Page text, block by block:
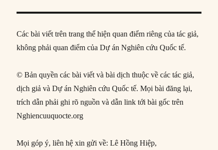
Các bài viết trên trang thể hiện quan điểm riêng của tác giả,
không phải quan điểm của Dự án Nghiên cứu Quốc tế.
© Bản quyền các bài viết và bài dịch thuộc về các tác giả,
dịch giả và Dự án Nghiên cứu Quốc tế. Mọi bài đăng lại,
trích dẫn phải ghi rõ nguồn và dẫn link tới bài gốc trên
Nghiencuuquocte.org
Mọi góp ý, liên hệ xin gửi về: Lê Hồng Hiệp,